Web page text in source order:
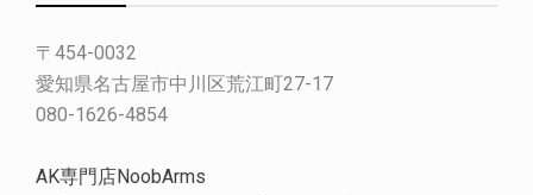
〒454-0032
愛知県名古屋市中川区荒江町27-17
080-1626-4854
AK専門店NoobArms